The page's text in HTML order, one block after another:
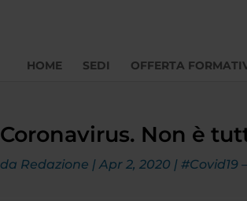
HOME SEDI OFFERTA
Coronavirus. Non è
da Redazione |Apr 2, 2020 |#Covid19